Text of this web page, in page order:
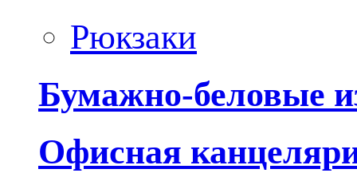
Рюкзаки
Бумажно-беловые
Офисная